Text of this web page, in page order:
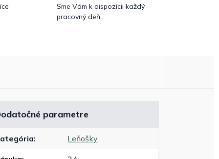
Sme Vám k dispozícii každý
pracovný deň.
parametre
: Leňošky